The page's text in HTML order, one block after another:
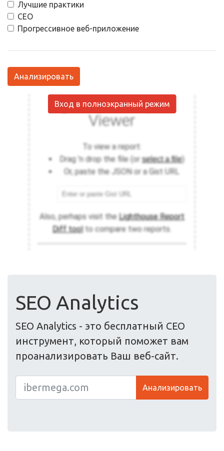
Лучшие практики
СЕО
Прогрессивное веб-приложение
Анализировать
Вход в полноэкранный режим
SEO Analytics
SEO Analytics - это бесплатный СЕО
инструмент, который поможет вам
проанализировать Ваш веб-сайт.
Анализировать